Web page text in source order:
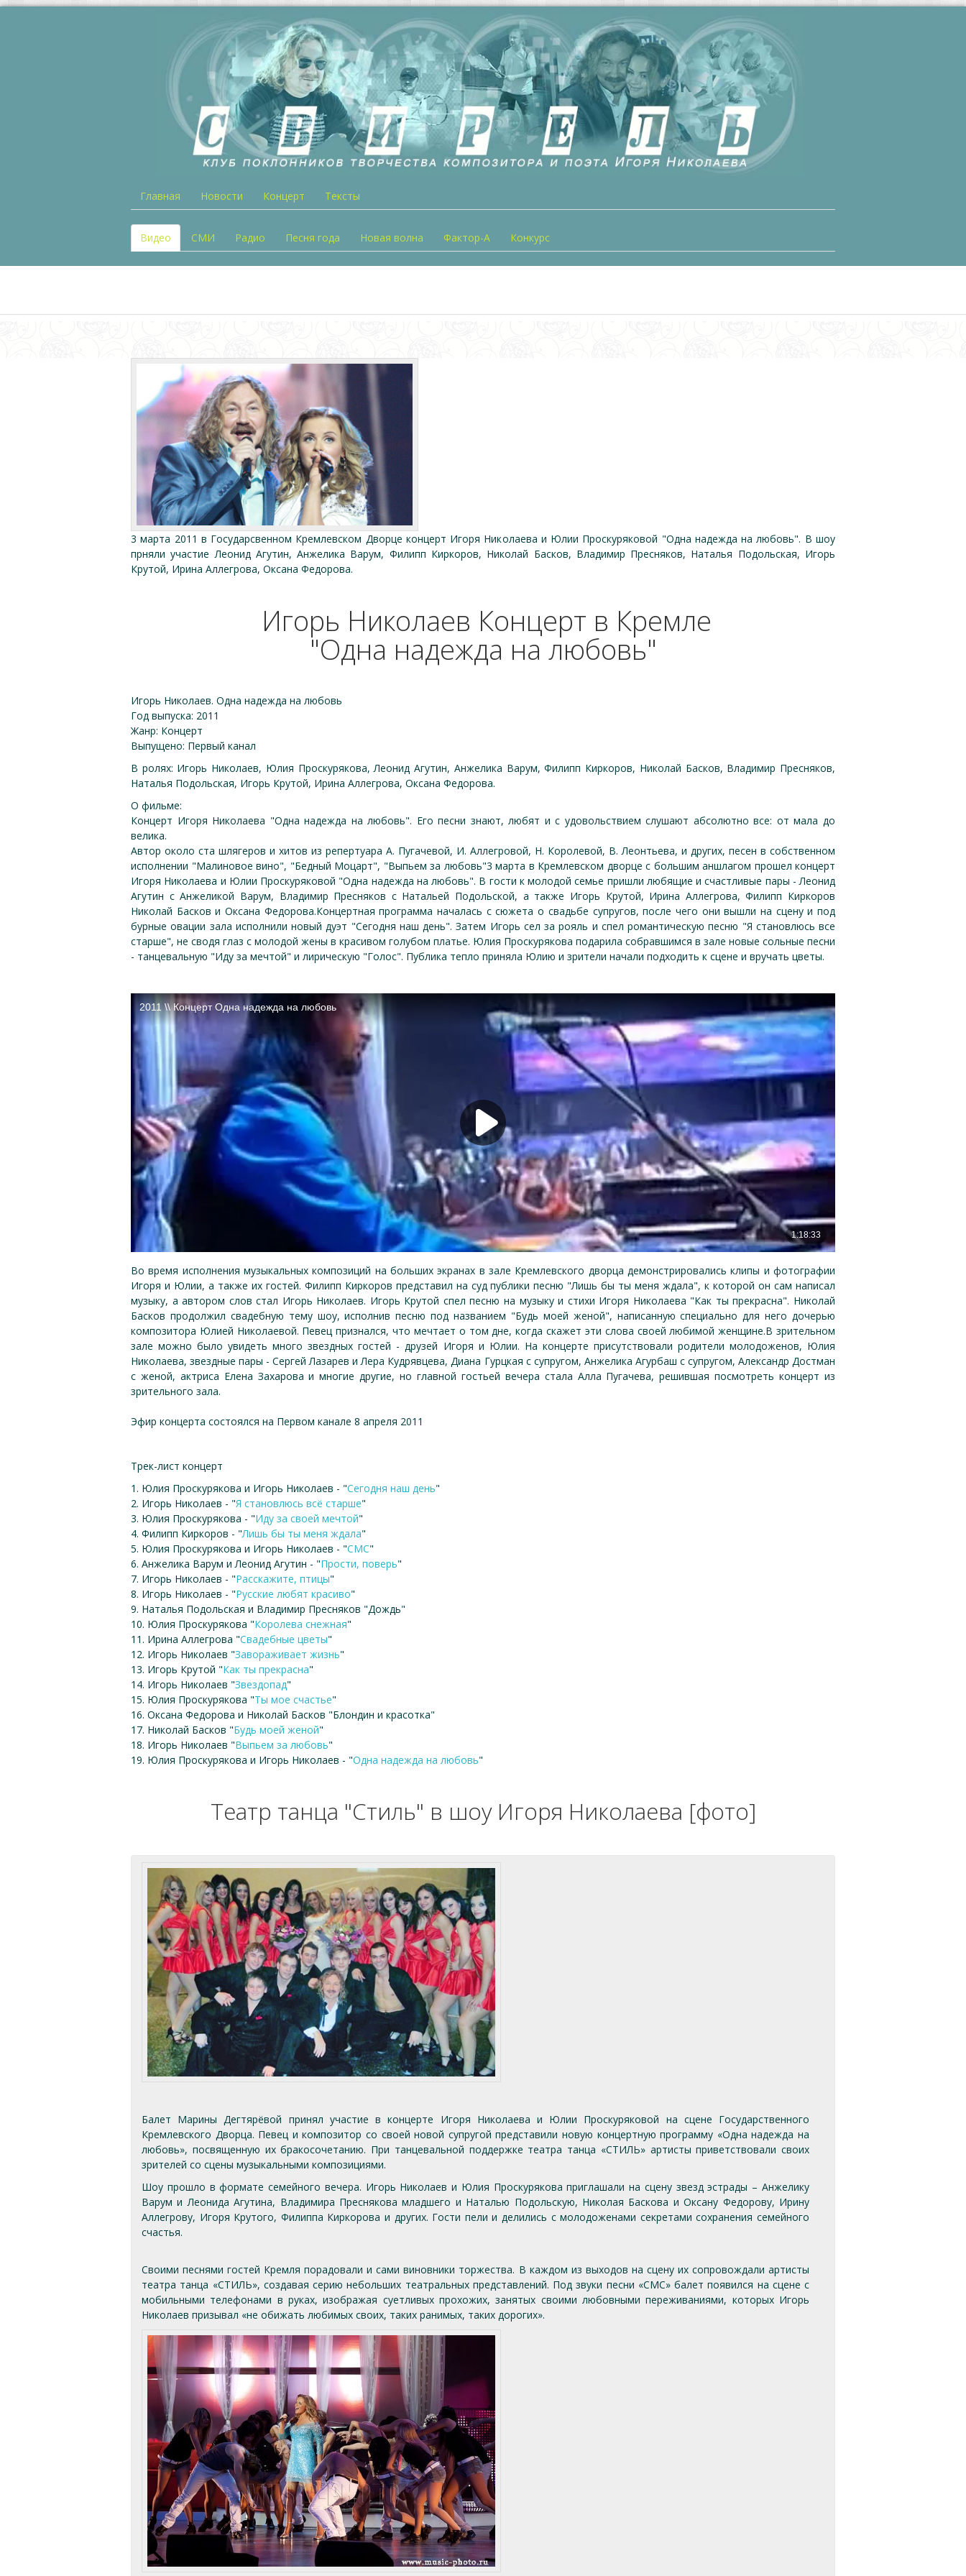
Главная Новости Концерт Тексты
Видео СМИ Радио Песня года Новая волна Фактор-А Конкурс
3 марта 2011 в Государсвенном Кремлевском Дворце концерт Игоря Николаева и Юлии Проскуряковой "Одна надежда на любовь". В шоу
прняли участие Леонид Агутин, Анжелика Варум, Филипп Киркоров, Николай Басков, Владимир Пресняков, Наталья Подольская, Игорь
Крутой, Ирина Аллегрова, Оксана Федорова.
Игорь Николаев Концерт в Кремле
"Одна надежда на любовь"
Игорь Николаев. Одна надежда на любовь
Год выпуска: 2011
Жанр: Концерт
Выпущено: Первый канал
В ролях: Игорь Николаев, Юлия Проскурякова, Леонид Агутин, Анжелика Варум, Филипп Киркоров, Николай Басков, Владимир Пресняков,
Наталья Подольская, Игорь Крутой, Ирина Аллегрова, Оксана Федорова.
О фильме:
Концерт Игоря Николаева "Одна надежда на любовь". Его песни знают, любят и с удовольствием слушают абсолютно все: от мала до
велика.
Автор около ста шлягеров и хитов из репертуара А. Пугачевой, И. Аллегровой, Н. Королевой, В. Леонтьева, и других, песен в собственном
исполнении "Малиновое вино", "Бедный Моцарт", "Выпьем за любовь"3 марта в Кремлевском дворце с большим аншлагом прошел концерт
Игоря Николаева и Юлии Проскуряковой "Одна надежда на любовь". В гости к молодой семье пришли любящие и счастливые пары - Леонид
Агутин с Анжеликой Варум, Владимир Пресняков с Натальей Подольской, а также Игорь Крутой, Ирина Аллегрова, Филипп Киркоров
Николай Басков и Оксана Федорова.Концертная программа началась с сюжета о свадьбе супругов, после чего они вышли на сцену и под
бурные овации зала исполнили новый дуэт "Сегодня наш день". Затем Игорь сел за рояль и спел романтическую песню "Я становлюсь все
старше", не сводя глаз с молодой жены в красивом голубом платье. Юлия Проскурякова подарила собравшимся в зале новые сольные песни
- танцевальную "Иду за мечтой" и лирическую "Голос". Публика тепло приняла Юлию и зрители начали подходить к сцене и вручать цветы.
Во время исполнения музыкальных композиций на больших экранах в зале Кремлевского дворца демонстрировались клипы и фотографии
Игоря и Юлии, а также их гостей. Филипп Киркоров представил на суд публики песню "Лишь бы ты меня ждала", к которой он сам написал
музыку, а автором слов стал Игорь Николаев. Игорь Крутой спел песню на музыку и стихи Игоря Николаева "Как ты прекрасна". Николай
Басков продолжил свадебную тему шоу, исполнив песню под названием "Будь моей женой", написанную специально для него дочерью
композитора Юлией Николаевой. Певец признался, что мечтает о том дне, когда скажет эти слова своей любимой женщине.В зрительном
зале можно было увидеть много звездных гостей - друзей Игоря и Юлии. На концерте присутствовали родители молодоженов, Юлия
Николаева, звездные пары - Сергей Лазарев и Лера Кудрявцева, Диана Гурцкая с супругом, Анжелика Агурбаш с супругом, Александр Достман
с женой, актриса Елена Захарова и многие другие, но главной гостьей вечера стала Алла Пугачева, решившая посмотреть концерт из
зрительного зала.
Эфир концерта состоялся на Первом канале 8 апреля 2011
Трек-лист концерт
1. Юлия Проскурякова и Игорь Николаев - "Сегодня наш день"
2. Игорь Николаев - "Я становлюсь всё старше"
3. Юлия Проскурякова - "Иду за своей мечтой"
4. Филипп Киркоров - "Лишь бы ты меня ждала"
5. Юлия Проскурякова и Игорь Николаев - "СМС"
6. Анжелика Варум и Леонид Агутин - "Прости, поверь"
7. Игорь Николаев - "Расскажите, птицы"
8. Игорь Николаев - "Русские любят красиво"
9. Наталья Подольская и Владимир Пресняков "Дождь"
10. Юлия Проскурякова "Королева снежная"
11. Ирина Аллегрова "Свадебные цветы"
12. Игорь Николаев "Завораживает жизнь"
13. Игорь Крутой "Как ты прекрасна"
14. Игорь Николаев "Звездопад"
15. Юлия Проскурякова "Ты мое счастье"
16. Оксана Федорова и Николай Басков "Блондин и красотка"
17. Николай Басков "Будь моей женой"
18. Игорь Николаев "Выпьем за любовь"
19. Юлия Проскурякова и Игорь Николаев - "Одна надежда на любовь"
Театр танца "Стиль" в шоу Игоря Николаева [фото]
Балет Марины Дегтярёвой принял участие в концерте Игоря Николаева и Юлии Проскуряковой на сцене Государственного
Кремлевского Дворца. Певец и композитор со своей новой супругой представили новую концертную программу «Одна надежда на
любовь», посвященную их бракосочетанию. При танцевальной поддержке театра танца «СТИЛЬ» артисты приветствовали своих
зрителей со сцены музыкальными композициями.
Шоу прошло в формате семейного вечера. Игорь Николаев и Юлия Проскурякова приглашали на сцену звезд эстрады – Анжелику
Варум и Леонида Агутина, Владимира Преснякова младшего и Наталью Подольскую, Николая Баскова и Оксану Федорову, Ирину
Аллегрову, Игоря Крутого, Филиппа Киркорова и других. Гости пели и делились с молодоженами секретами сохранения семейного
счастья.
Своими песнями гостей Кремля порадовали и сами виновники торжества. В каждом из выходов на сцену их сопровождали артисты
театра танца «СТИЛЬ», создавая серию небольших театральных представлений. Под звуки песни «СМС» балет появился на сцене с
мобильными телефонами в руках, изображая суетливых прохожих, занятых своими любовными переживаниями, которых Игорь
Николаев призывал «не обижать любимых своих, таких ранимых, таких дорогих».